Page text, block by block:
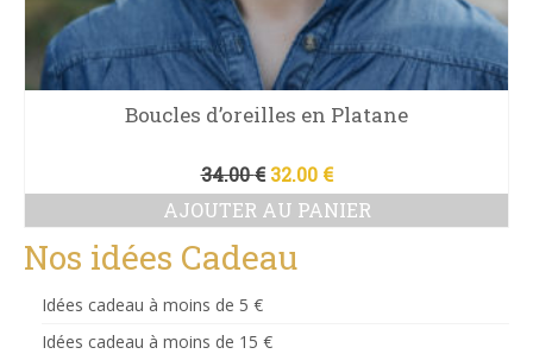
Boucles d’oreilles en Platane
34.00€ Le
prix
initial
34.00 €.
32.00 €Le
prix
actuel
AJOUTER AU PANIER
Nos idées Cadeau
Idées cadeau à moins de 5 €
Idées cadeau à moins de 15 €